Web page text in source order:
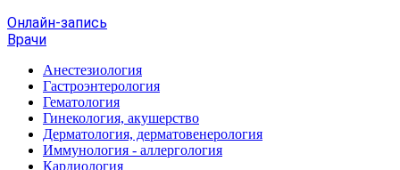
Онлайн-запись
Врачи
Анестезиология
Гастроэнтерология
Гематология
Гинекология, акушерство
Дерматология, дерматовенерология
Иммунология - аллергология
Кардиология